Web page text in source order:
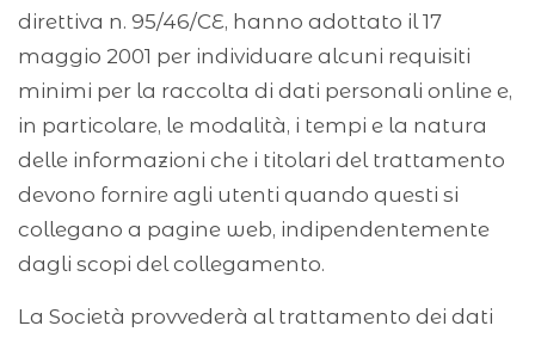
direttiva n. 95/46/CE, hanno adottato il 17
maggio 2001 per individuare alcuni requisiti
minimi per la raccolta di dati personali online e,
in particolare, le modalità, i tempi e la natura
delle informazioni che i titolari del trattamento
devono fornire agli utenti quando questi si
collegano a pagine web, indipendentemente
dagli scopi del collegamento.
La Società provvederà al trattamento dei dati